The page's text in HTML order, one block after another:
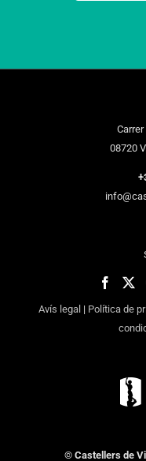
Carrer
08720
Avís legal | Política de
© Castellers de